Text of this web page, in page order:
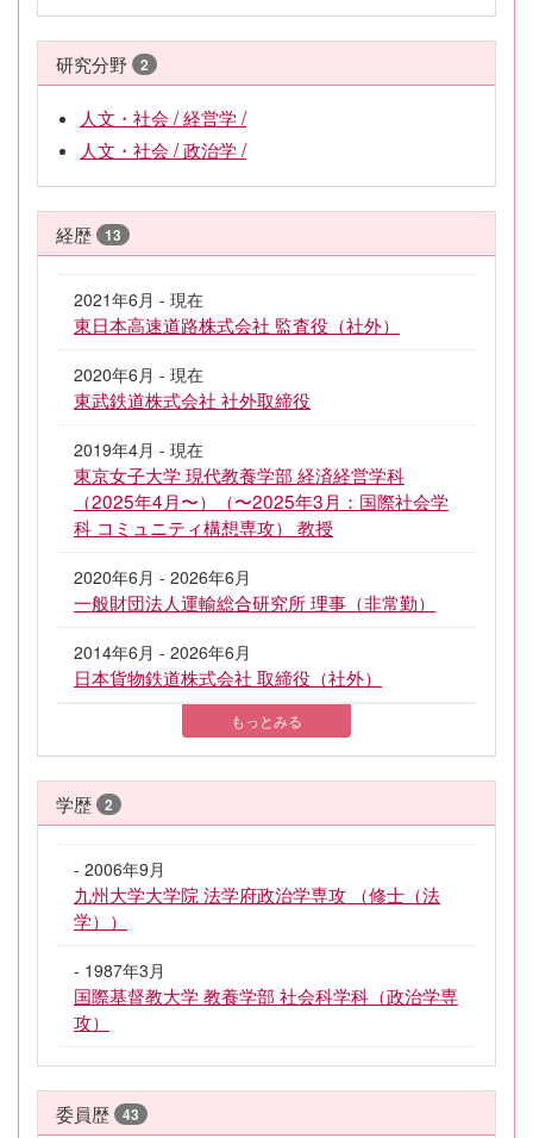
研究分野 2
人文・社会 / 経営学 /
人文・社会 / 政治学 /
経歴 13
2021年6月 - 現在
東日本高速道路株式会社 監査役（社外）
2020年6月 - 現在
東武鉄道株式会社 社外取締役
2019年4月 - 現在
東京女子大学 現代教養学部 経済経営学科
（2025年4月〜）（〜2025年3月：国際社会学
科 コミュニティ構想専攻） 教授
2020年6月 - 2026年6月
一般財団法人運輸総合研究所 理事（非常勤）
2014年6月 - 2026年6月
日本貨物鉄道株式会社 取締役（社外）
もっとみる
学歴 2
- 2006年9月
九州大学大学院 法学府政治学専攻 （修士（法
学））
- 1987年3月
国際基督教大学 教養学部 社会科学科（政治学専
攻）
委員歴 43